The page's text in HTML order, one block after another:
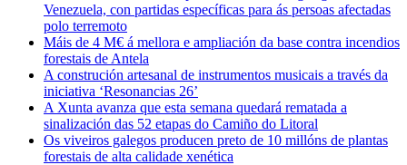
Venezuela, con partidas específicas para ás persoas afectadas
polo terremoto
Máis de 4 M€ á mellora e ampliación da base contra incendios
forestais de Antela
A construción artesanal de instrumentos musicais a través da
iniciativa ‘Resonancias 26’
A Xunta avanza que esta semana quedará rematada a
sinalización das 52 etapas do Camiño do Litoral
Os viveiros galegos producen preto de 10 millóns de plantas
forestais de alta calidade xenética